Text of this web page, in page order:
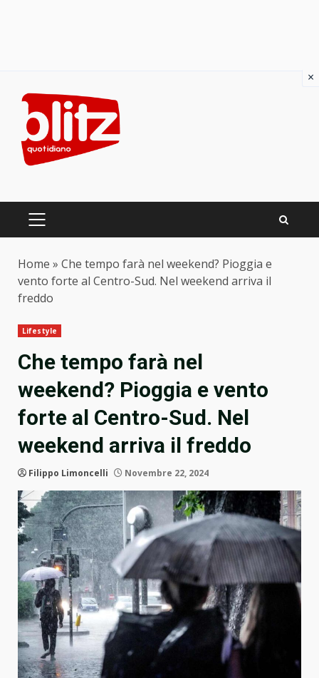
content
PRIMARY
Home » Che tempo farà nel weekend? Pioggia e
vento forte al Centro-Sud. Nel weekend arriva il
freddo
Lifestyle
Che tempo farà nel
weekend? Pioggia e vento
forte al Centro-Sud. Nel
weekend arriva il freddo
Filippo Limoncelli Novembre 22, 2024
×